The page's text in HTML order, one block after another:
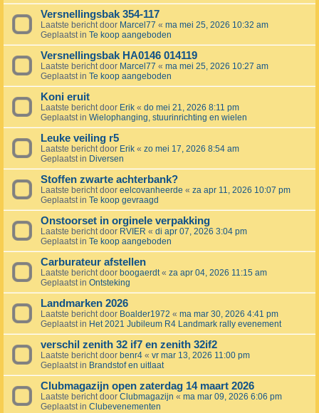
Versnellingsbak 354-117
Laatste bericht door Marcel77 « ma mei 25, 2026 10:32 am
Geplaatst in Te koop aangeboden
Versnellingsbak HA0146 014119
Laatste bericht door Marcel77 « ma mei 25, 2026 10:27 am
Geplaatst in Te koop aangeboden
Koni eruit
Laatste bericht door Erik « do mei 21, 2026 8:11 pm
Geplaatst in Wielophanging, stuurinrichting en wielen
Leuke veiling r5
Laatste bericht door Erik « zo mei 17, 2026 8:54 am
Geplaatst in Diversen
Stoffen zwarte achterbank?
Laatste bericht door eelcovanheerde « za apr 11, 2026 10:07 pm
Geplaatst in Te koop gevraagd
Onstoorset in orginele verpakking
Laatste bericht door RVIER « di apr 07, 2026 3:04 pm
Geplaatst in Te koop aangeboden
Carburateur afstellen
Laatste bericht door boogaerdt« za apr 04, 2026 11:15 am
Geplaatst in Ontsteking
Landmarken 2026
Laatste bericht door Boalder1972 « ma mar 30, 2026 4:41 pm
Geplaatst in Het 2021 Jubileum R4 Landmark rally evenement
verschil zenith 32 if7 en zenith 32if2
Laatste bericht door benr4 « vr mar 13, 2026 11:00 pm
Geplaatst in Brandstof en uitlaat
Clubmagazijn open zaterdag 14 maart 2026
Laatste bericht door Clubmagazijn « ma mar 09, 2026 6:06 pm
Geplaatst in Clubevenementen